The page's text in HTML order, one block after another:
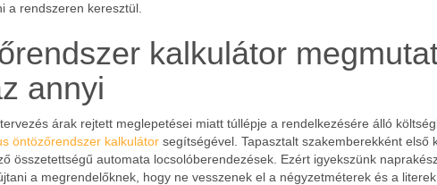
a rendszeren keresztül.
kalkulátor
annyi
árak rejtett meglepetései miatt túllépje a rendelkezésére álló
öntözőrendszer kalkulátor segítségével. Tapasztalt szakemberekként első
összetettségű automata locsolóberendezések. Ezért igyekszünk
a megrendelőknek, hogy ne vesszenek el a négyzetméterek és a literek